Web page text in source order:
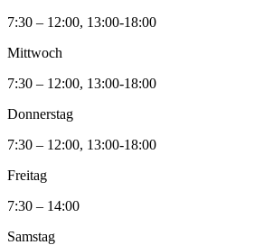
7:30 – 12:00, 13:00-18:00
Mittwoch
7:30 – 12:00, 13:00-18:00
Donnerstag
7:30 – 12:00, 13:00-18:00
Freitag
7:30 – 14:00
Samstag